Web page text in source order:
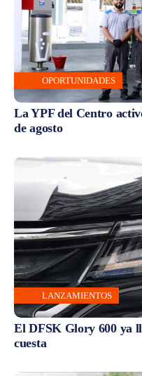
OPORTUNIDADES
La YPF del Centro
de agosto
LANZAMIENTOS
El DFSK Glory 600 ya
cuesta